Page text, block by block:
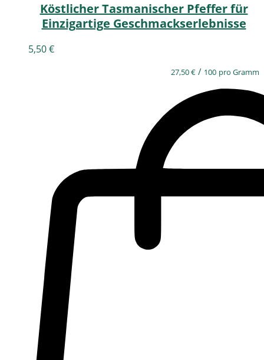
Köstlicher Tasmanischer Pfeffer für
Einzigartige Geschmackserlebnisse
5,50€
27,50€ / 100 pro Gramm